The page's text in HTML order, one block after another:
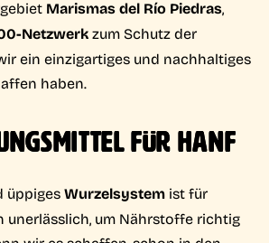
Marismas del Río Piedras,
Netzwerkzum Schutz der
ein einzigartiges und nachhaltiges
haben.
FÜR HANF
üppigesWurzelsystemist für
unerlässlich, um Nährstoffe richtig